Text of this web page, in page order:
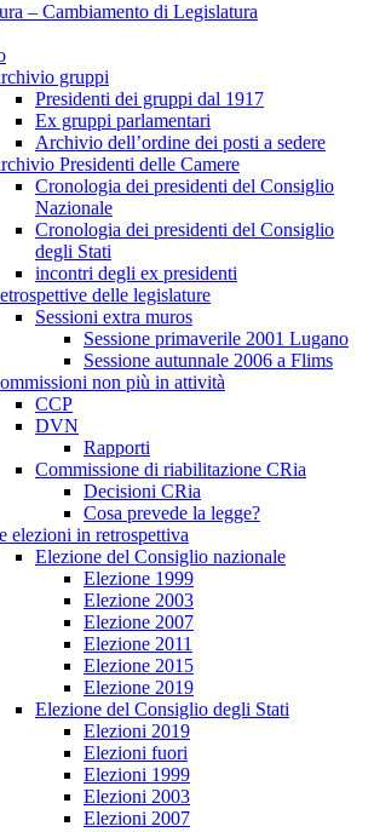
– Cambiamento di Legislatura
gruppi
Presidenti dei gruppi dal 1917
Ex gruppi parlamentari
Archivio dell’ordine dei posti a sedere
Presidenti delle Camere
Cronologia dei presidenti del Consiglio
Nazionale
Cronologia dei presidenti del Consiglio
degli Stati
incontri degli ex presidenti
delle legislature
Sessioni extra muros
Sessione primaverile 2001 Lugano
Sessione autunnale 2006 a Flims
non più in attività
CCP
DVN
Rapporti
Commissione di riabilitazione CRia
Decisioni CRia
Cosa prevede la legge?
elezioni in retrospettiva
Elezione del Consiglio nazionale
Elezione 1999
Elezione 2003
Elezione 2007
Elezione 2011
Elezione 2015
Elezione 2019
Elezione del Consiglio degli Stati
Elezioni 2019
Elezioni fuori
Elezioni 1999
Elezioni 2003
Elezioni 2007